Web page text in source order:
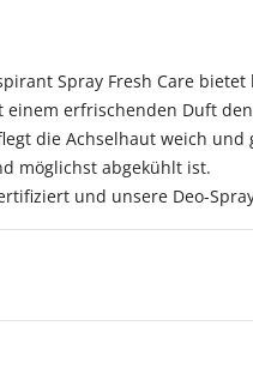
Spray Fresh Care
erfrischenden Duft
die Achselhaut weich
möglichst abgekühlt ist.
und unsere Deo-